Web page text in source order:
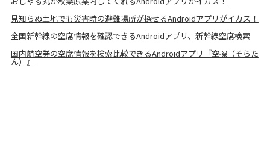
見知らぬ土地でも災害時の避難場所が探せるAndroidアプリがイカス！
全国新幹線の空席情報を確認できるAndroidアプリ、新幹線空席検索
国内航空券の空席情報を検索比較できるAndroidアプリ『空探（そらた
ん）』